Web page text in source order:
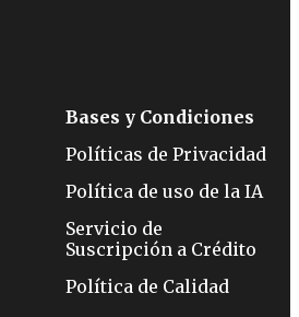
Bases y Condiciones
Políticas de Privacidad
Política de uso de la IA
Servicio de
Suscripción a Crédito
Política de Calidad